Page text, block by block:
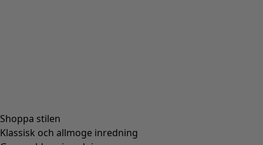
Shoppa stilen
Klassisk och allmoge inredning